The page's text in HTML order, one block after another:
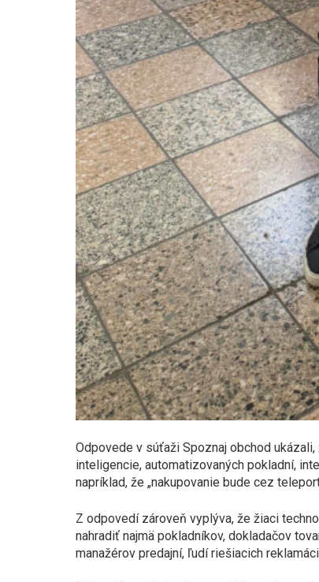
Odpovede v súťaži Spoznaj obchod
inteligencie, automatizovaných pokladní,
napríklad, že „nakupovanie bude cez
Z odpovedí zároveň vyplýva, že žiaci
nahradiť najmä pokladníkov, dokladačov
manažérov predajní, ľudí riešiacich